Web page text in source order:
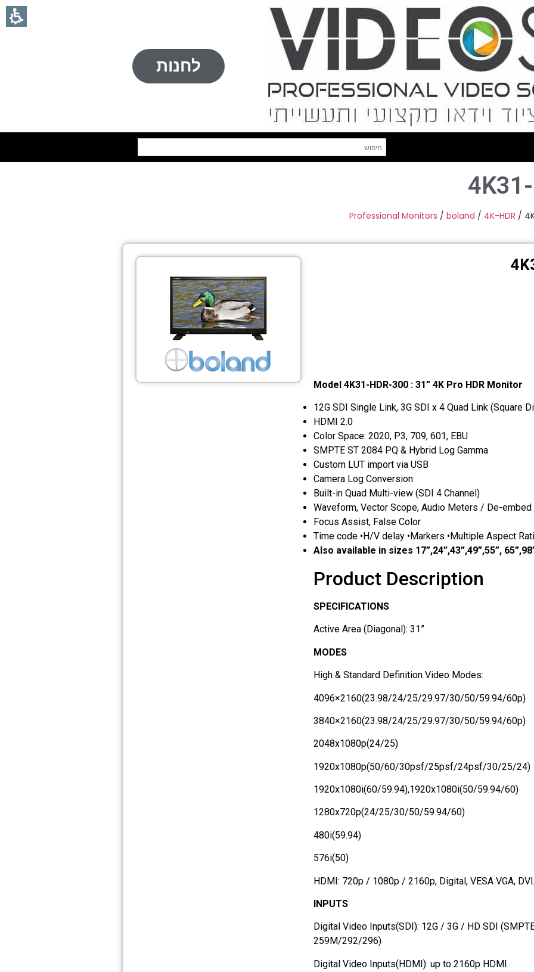
לחנות
Professional Monitors / boland / 4K-HDR /
Model 4K31-HDR-300 : 31” 4K Pro HDR Monitor
12G SDI Single Link, 3G SDI x 4 Quad Link (Square
HDMI 2.0
Color Space: 2020, P3, 709, 601, EBU
SMPTE ST 2084 PQ & Hybrid Log Gamma
Custom LUT import via USB
Camera Log Conversion
Built-in Quad Multi-view (SDI 4 Channel)
Waveform, Vector Scope, Audio Meters / De-embed
Focus Assist, False Color
Time code •H/V delay •Markers •Multiple Aspect
Also available in sizes 17”,24”,43”,49”,55”,
Product Description
SPECIFICATIONS
Active Area (Diagonal): 31”
MODES
High & Standard Definition Video Modes:
4096×2160(23.98/24/25/29.97/30/50/59.94/60p)
3840×2160(23.98/24/25/29.97/30/50/59.94/60p)
2048x1080p(24/25)
1920x1080p(50/60/30psf/25psf/24psf/30/25/24)
1920x1080i(60/59.94),1920x1080i(50/59.94/60)
1280x720p(24/25/30/50/59.94/60)
480i(59.94)
576i(50)
HDMI: 720p / 1080p / 2160p, Digital, VESA VGA,
INPUTS
Digital Video Inputs(SDI): 12G / 3G / HD SDI
259M/292/296)
Digital Video Inputs(HDMI): up to 2160p HDMI